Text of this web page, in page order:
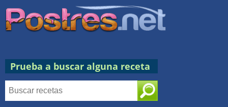
Prueba a buscar alguna receta